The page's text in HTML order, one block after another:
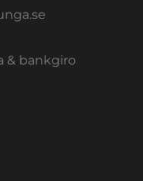
& bankgiro